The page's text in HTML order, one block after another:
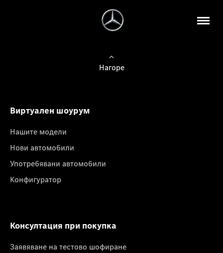
Нагоре
Виртуален шоурум
Нашите модели
Нови автомобили
Употребявани автомобили
Конфигуратор
Консултация при покупка
Заявяване на тестово шофиране